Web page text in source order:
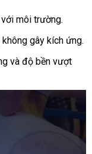
môi trường.
gây kích ứng.
và độ bền vượt